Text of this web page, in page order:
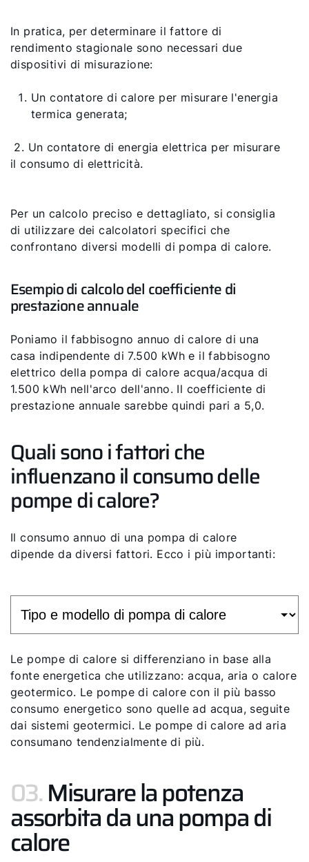
In pratica, per determinare il fattore di
rendimento stagionale sono necessari due
dispositivi di misurazione:
Un contatore di calore per misurare l'energia
termica generata;
2. Un contatore di energia elettrica per misurare
il consumo di elettricità.
Per un calcolo preciso e dettagliato, si consiglia
di utilizzare dei calcolatori specifici che
confrontano diversi modelli di pompa di calore.
Esempio di calcolo del coefficiente di
prestazione annuale
Poniamo il fabbisogno annuo di calore di una
casa indipendente di 7.500 kWh e il fabbisogno
elettrico della pompa di calore acqua/acqua di
1.500 kWh nell'arco dell'anno. Il coefficiente di
prestazione annuale sarebbe quindi pari a 5,0.
Quali sono i fattori che
influenzano il consumo delle
pompe di calore?
Il consumo annuo di una pompa di calore
dipende da diversi fattori. Ecco i più importanti:
Le pompe di calore si differenziano in base alla
fonte energetica che utilizzano: acqua, aria o calore
geotermico. Le pompe di calore con il più basso
consumo energetico sono quelle ad acqua, seguite
dai sistemi geotermici. Le pompe di calore ad aria
consumano tendenzialmente di più.
03.Misurare la potenza
assorbita da una pompa di
calore